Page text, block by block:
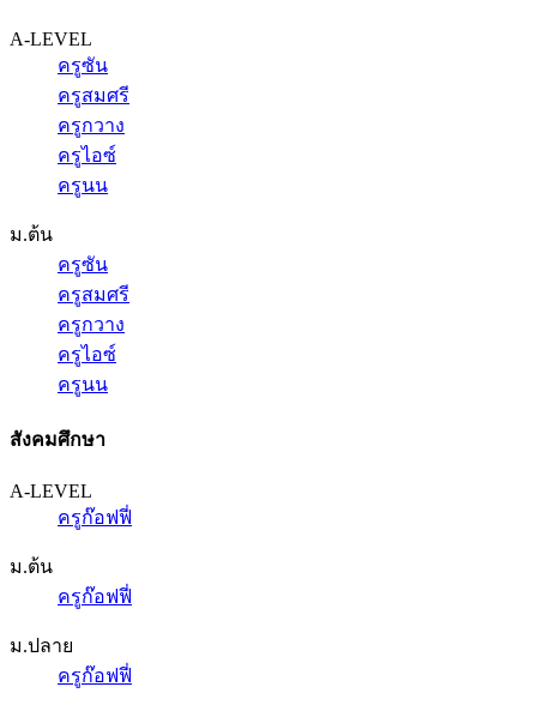
A-LEVEL
ครูซัน
ครูสมศรี
ครูกวาง
ครูไอซ์
ครูนน
ม.ต้น
ครูซัน
ครูสมศรี
ครูกวาง
ครูไอซ์
ครูนน
สังคมศึกษา
A-LEVEL
ครูก๊อฟฟี่
ม.ต้น
ครูก๊อฟฟี่
ม.ปลาย
ครูก๊อฟฟี่